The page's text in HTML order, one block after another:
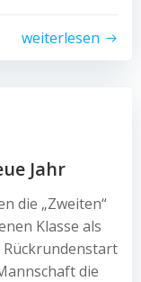
weiterlesen
Jahr
die „Zweiten“
Klasse als
Rückrundenstart
die